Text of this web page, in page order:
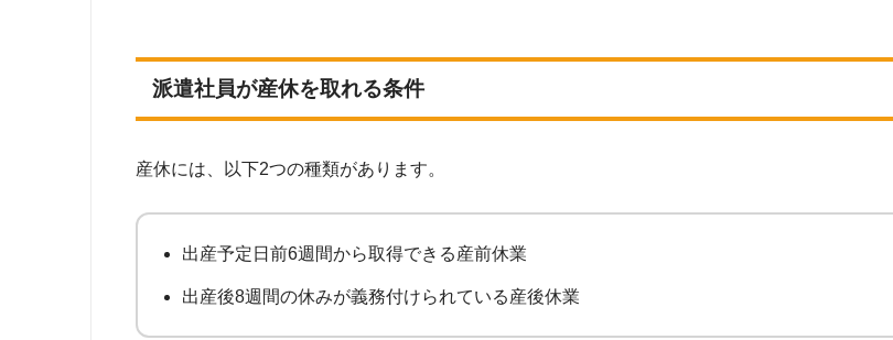
派遣社員が産休を取れる条件
産休には、以下2つの種類があります。
出産予定日前6週間から取得できる産前休業
出産後8週間の休みが義務付けられている産後休業